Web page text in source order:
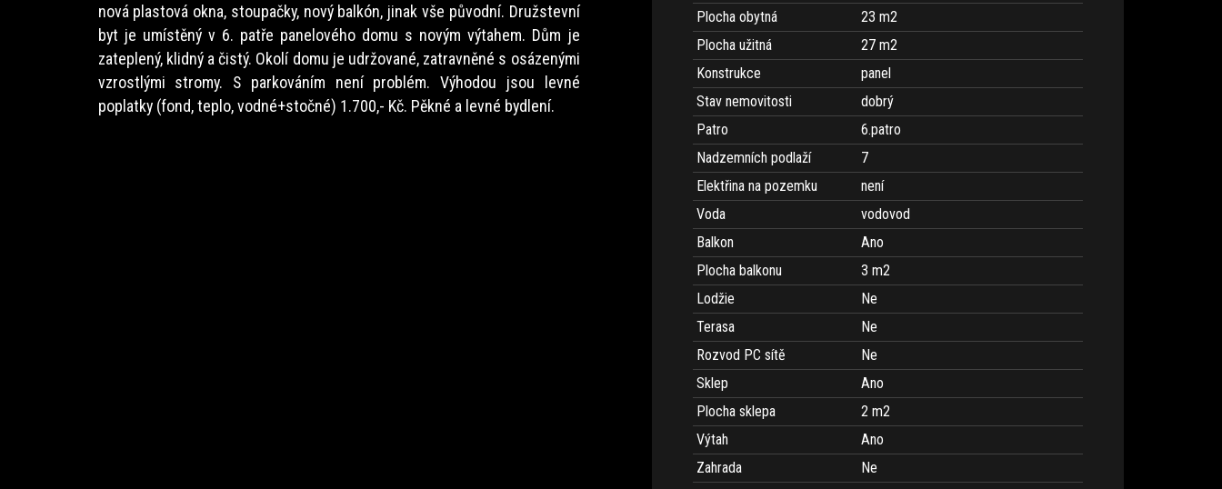
nová plastová okna, stoupačky, nový balkón, jinak vše původní. Družstevní
byt je umístěný v 6. patře panelového domu s novým výtahem. Dům je
zateplený, klidný a čistý. Okolí domu je udržované, zatravněné s osázenými
vzrostlými stromy. S parkováním není problém. Výhodou jsou levné
poplatky (fond, teplo, vodné+stočné) 1.700,- Kč. Pěkné a levné bydlení.
Plocha obytná
23 m2
Plocha užitná
27 m2
Konstrukce
panel
Stav nemovitosti
dobrý
Patro
6.patro
Nadzemních podlaží
7
Elektřina na pozemku
není
Voda
vodovod
Balkon
Ano
Plocha balkonu
3 m2
Lodžie
Ne
Terasa
Ne
Rozvod PC sítě
Ne
Sklep
Ano
Plocha sklepa
2 m2
Výtah
Ano
Zahrada
Ne